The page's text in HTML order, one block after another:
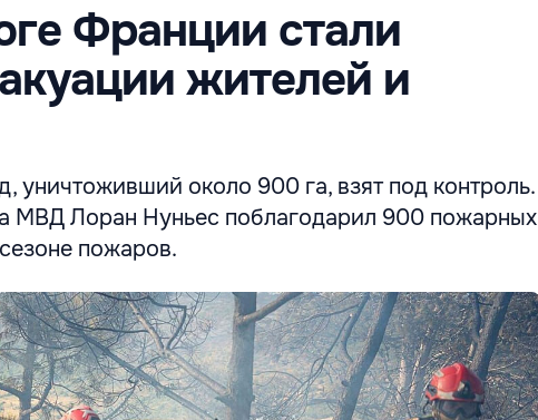
Франции стали
жителей и
уничтоживший около 900 га, взят под контроль.
МВД Лоран Нуньес поблагодарил 900 пожарных
пожаров.